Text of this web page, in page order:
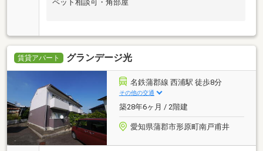
ペット相談可・角部屋
賃貸アパート グランデージ光
名鉄蒲郡線 西浦駅 徒歩8分
その他の交通
築28年6ヶ月 / 2階建
愛知県蒲郡市形原町南戸甫井